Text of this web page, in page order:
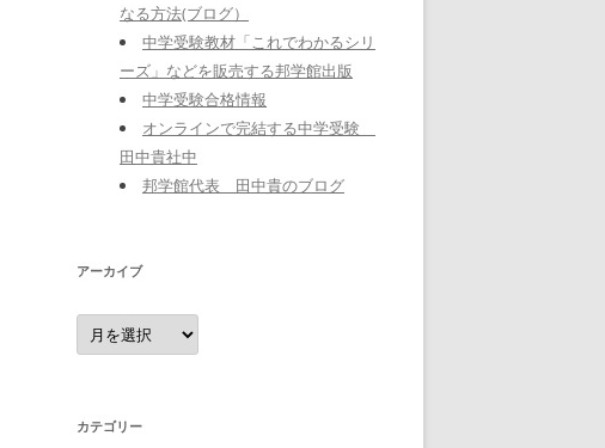
なる方法(ブログ）
中学受験教材「これでわかるシリ
ーズ」などを販売する邦学館出版
中学受験合格情報
オンラインで完結する中学受験
田中貴社中
邦学館代表 田中貴のブログ
アーカイブ
ア
ー
カ
カテゴリー